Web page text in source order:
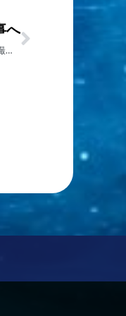
へ
☆ファミリーマート石川白浜店にて闘牛戦士ワイドーグッズ販売＆撮影会☆(2/11)